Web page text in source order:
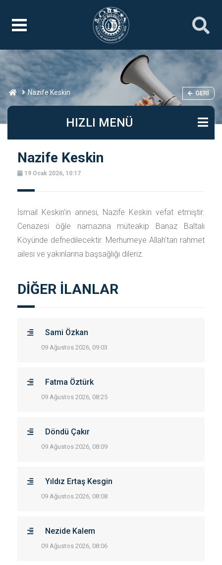
Nazife Keskin GERI
HIZLI MENÜ
Nazife Keskin
19 Ocak 2026, 10:17
İsmail Keskin'in annesi, Nazife Keskin vefat etmiştir.
Cenazesi öğle namazına müteakip Banaz Baltalı
Köyünde defnedilecektir. Merhumeye Allah'tan rahmet
ailesi ve yakınlarına başsağlığı dileriz.
DİĞER İLANLAR
Sami Özkan
09 Ağustos 2026, 09:03
Fatma Öztürk
09 Ağustos 2026, 08:25
Döndü Çakır
09 Ağustos 2026, 08:09
Yıldız Ertaş Kesgin
09 Ağustos 2026, 08:08
Nezide Kalem
09 Ağustos 2026, 08:06